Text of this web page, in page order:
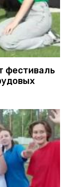
фестиваль